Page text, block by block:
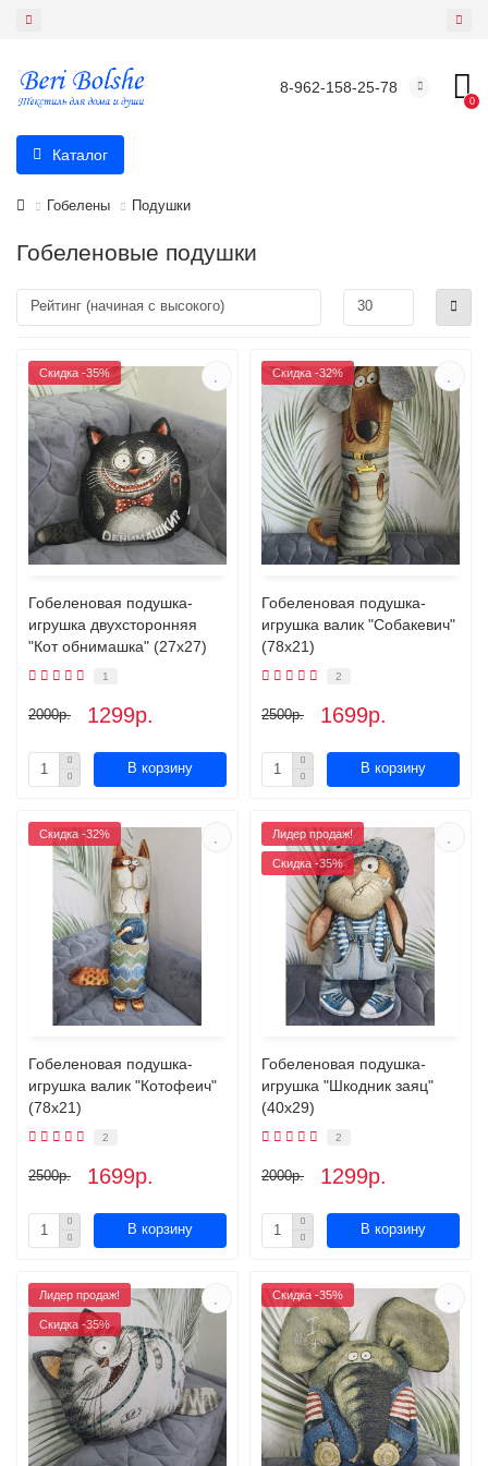
8-962-158-25-78
0
Каталог
Гобелены Подушки
Гобеленовые подушки
Скидка -35%
Гобеленовая подушка-
игрушка двухсторонняя
"Кот обнимашка" (27х27)
1
2000р. 1299р.
В корзину
Скидка -32%
Гобеленовая подушка-
игрушка валик "Собакевич"
(78х21)
2
2500р. 1699р.
В корзину
Скидка -32%
Гобеленовая подушка-
игрушка валик "Котофеич"
(78х21)
2
2500р. 1699р.
В корзину
Лидер продаж!
Скидка -35%
Гобеленовая подушка-
игрушка "Шкодник заяц"
(40х29)
2
2000р. 1299р.
В корзину
Лидер продаж!
Скидка -35%
Скидка -35%